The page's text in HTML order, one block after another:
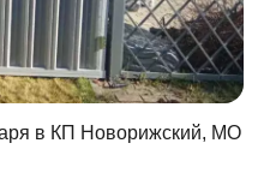
в КП Новорижский, МО